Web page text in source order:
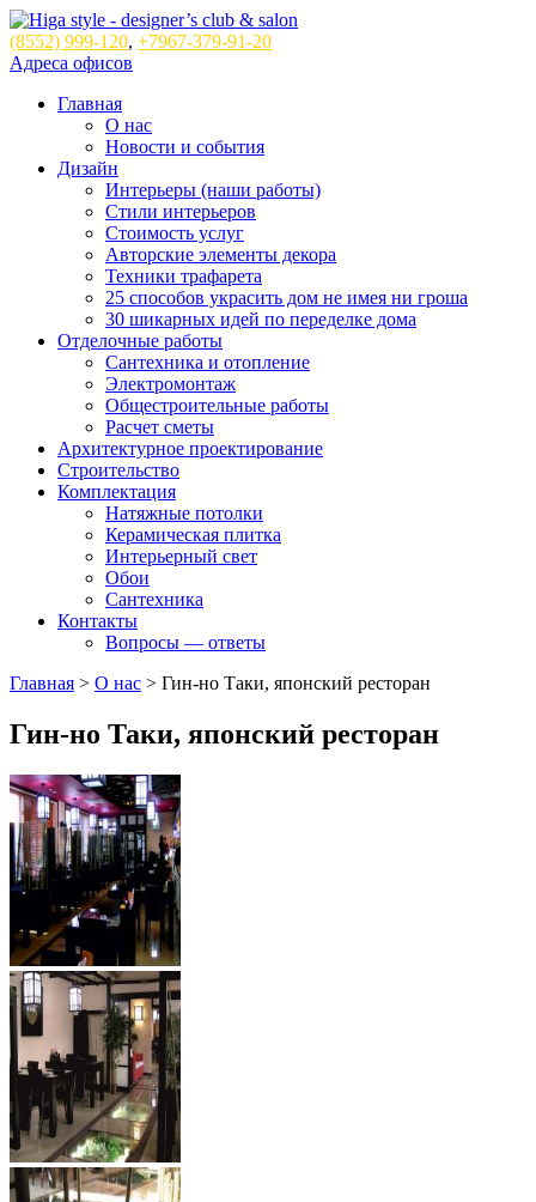
(8552) 999-120, +7967-379-91-20
Адреса офисов
Главная
О нас
Новости и события
Дизайн
Интерьеры (наши работы)
Стили интерьеров
Стоимость услуг
Авторские элементы декора
Техники трафарета
25 способов украсить дом не имея ни гроша
30 шикарных идей по переделке дома
Отделочные работы
Сантехника и отопление
Электромонтаж
Общестроительные работы
Расчет сметы
Архитектурное проектирование
Строительство
Комплектация
Натяжные потолки
Керамическая плитка
Интерьерный свет
Обои
Сантехника
Контакты
Вопросы — ответы
Главная > О нас > Гин-но Таки, японский ресторан
Гин-но Таки, японский ресторан